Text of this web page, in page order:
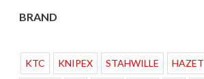
BRAND
KTC KNIPEX STAHWILLE HAZET